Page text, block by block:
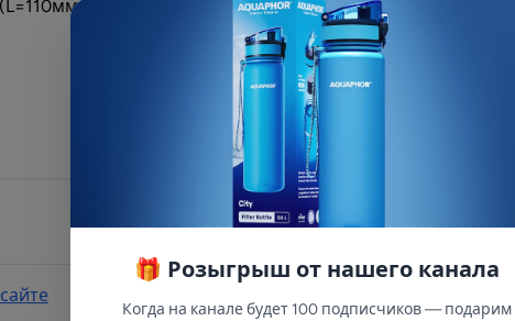
4 290 ₽
Остатки:
сайте
🎁 Розыгрыш от нашего канала
Когда на канале будет 100 подписчиков — подарим